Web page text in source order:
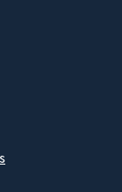
venster)
nieuw venster)
in een nieuw